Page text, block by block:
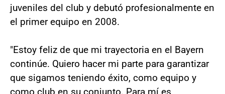
juveniles del club y debutó profesionalmente en
el primer equipo en 2008.
"Estoy feliz de que mi trayectoria en el Bayern
continúe. Quiero hacer mi parte para garantizar
que sigamos teniendo éxito, como equipo y
como club en su conjunto. Para mí es